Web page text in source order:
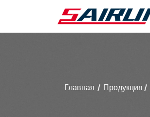
Главная Продукция